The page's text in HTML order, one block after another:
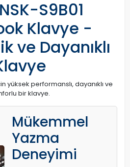
S9B01
Klavye -
ve Dayanıklı
yüksek performanslı, dayanıklı ve
bir klavye.
Mükemmel
Yazma
Deneyimi